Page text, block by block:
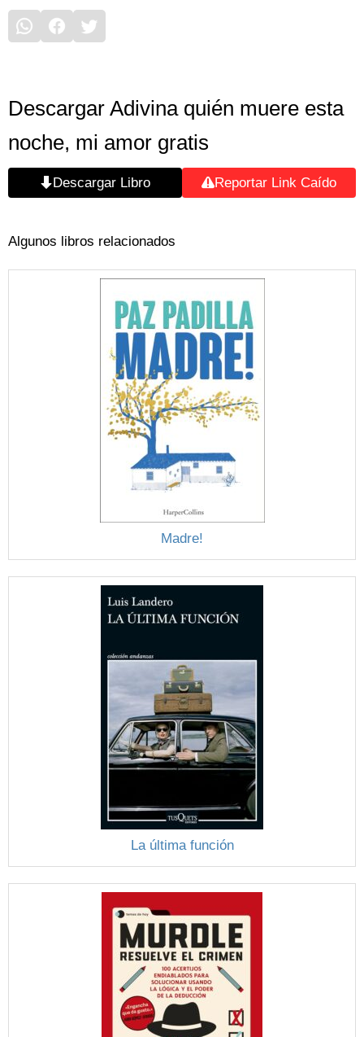
Descargar Adivina quién muere esta
noche, mi amor gratis
Descargar Libro Reportar Link Caído
Algunos libros relacionados
Madre!
La última función